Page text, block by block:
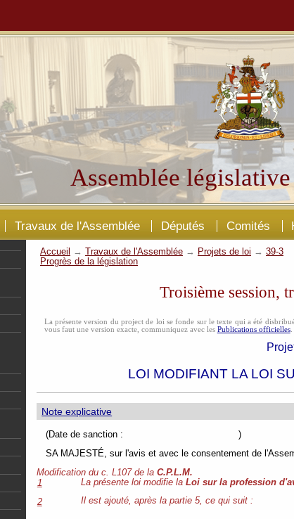
Assemblée
Travaux de l'Assemblée Députés Comités
Accueil → Travaux de l'Assemblée → Projets de loi → 39-3
Progrès de la législation
Troisième session,
La présente version du project de loi se fonde sur le texte qui a été
vous faut une version exacte, communiquez avec les Publications officielles.
LOI MODIFIANT LA LOI
Note explicative
(Date de sanction : )
SA MAJESTÉ, sur l'avis et avec le consentement de
Modification du c. L107 de la C.P.L.M.
1
La présente loi modifie laLoi sur la profession
2
Il est ajouté, après la partie 5, ce qui suit :